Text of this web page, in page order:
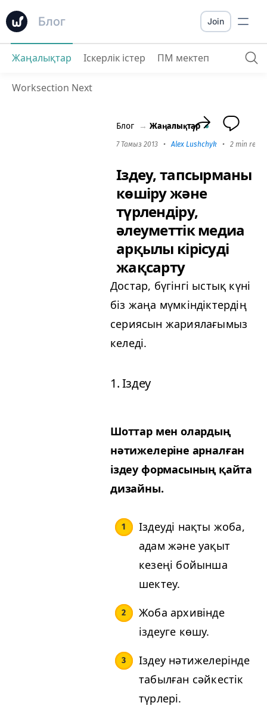
Блог
Іздеу, тапсырманы көшіру және түрлендіру, әлеуметтік медиа арқылы кірісуді жақсарту
Join
Жаңалықтар Іскерлік істер ПМ мектеп
Worksection Next
Блог → Жаңалықтар
7 Тамыз 2013 •Alex Lushchyk • 2 min read
Іздеу, тапсырманы
көшіру және
түрлендіру,
әлеуметтік медиа
арқылы кірісуді
жақсарту
Достар, бүгінгі ыстық күні
біз жаңа мүмкіндіктердің
сериясын жариялағымыз
келеді.
1. Іздеу
Шоттар мен олардың
нәтижелеріне арналған
іздеу формасының қайта
дизайны.
Іздеуді нақты жоба,
адам және уақыт
кезеңі бойынша
шектеу.
Жоба архивінде
іздеуге көшу.
Іздеу нәтижелерінде
табылған сәйкестік
түрлері.